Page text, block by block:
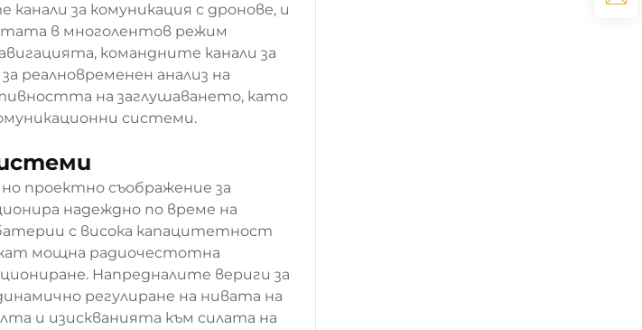
за комуникация с дронове, и
в многолентов режим
командните канали за
реалновременен анализ на
на заглушаването, като
системи.
проектно съображение за
надеждно по време на
с висока капацитетност
мощна радиочестотна
Напредналите вериги за
регулиране на нивата на
и изискванията към силата на